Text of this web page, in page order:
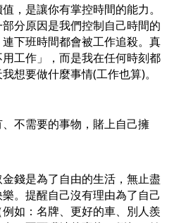
，是讓你有掌控時間的能力。
分原因是我們控制自己時間的
下班時間都會被工作追殺。真
工作」，而是我在任何時刻都
想要做什麼事情(工作也算)。
不需要的事物，賭上自己擁
錢是為了自由的生活，無止盡
。提醒自己沒有理由為了自己
如：名牌、更好的車、別人羨